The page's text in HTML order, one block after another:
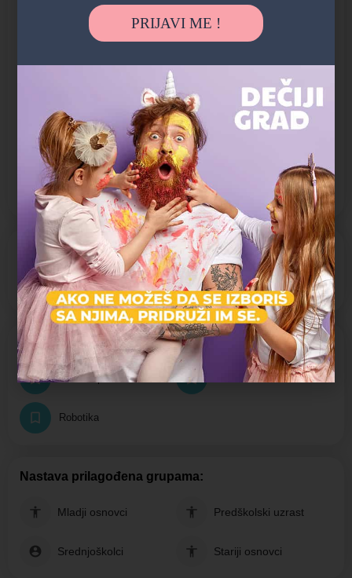
Razvoj intelektualnih veština:
razmišljanje, Logičko razmišljanje, Motorika, Pamćenje,
Prostorno razmišljanje, Rešavanje problema, Učenje
Razvoj socio-emocijalnih veština:
Donošenje odluka, Društvene veštine, Empatija, Komunikacija,
Liderstvo, Motivacija, Odgovornost, Samopouzdanje,
Samoregulacija, Samosvest, Timski rad
PROGRAMI NAUKE:
Matematika STE(A)M
PROGRAMI TEHNOLOGIJA:
3D štampa Elektronika
Robotika
Nastava prilagođena grupama:
Mladji osnovci Predškolski uzrast
Srednjoškolci Stariji osnovci
PRIJAVI ME !